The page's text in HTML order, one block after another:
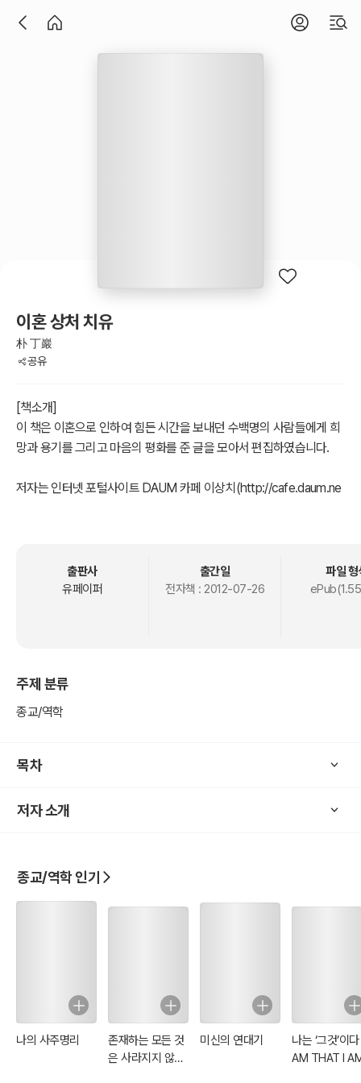
이혼 상처 치유
朴 丁巖
공유
[책소개]
이 책은 이혼으로 인하여 힘든 시간을 보내던 수백명의 사람들에게 희
망과 용기를 그리고 마음의 평화를 준 글을 모아서 편집하였습니다.
저자는 인터넷 포털사이트 DAUM 카페 이상치(http://cafe.daum.ne
실제로 카페의 회원이었거나 또는 회원인 500여명의 이혼자들에게
많은 도움을 받았다는 호평을 받은 글입니다.
또는 이제 시작된 이혼으로 인하여 상처받고 방황하는 많은 분들에게
도움이 되고자 책으로 펴냈습니다.
책 내용은 완벽할 수는 없습니다. 추후 좀 더 많은 내용과 좋은 글을 부
치(http://cafe.daum.net/thescar)라는 카페를 운영하고 있으며, 둘
이혼상처치유카페 http://cafe.daum.net/thescar 카페지기
출판사
유페이퍼
출간일
전자책 : 2012-07-26
파일 형
주제 분류
종교/역학
목차
저자 소개
종교/역학 인기
나의 사주명리
존재하는 모든 것
은 사라지지 않는
미신의 연대기
나는 ‘그것’이
AM THAT I